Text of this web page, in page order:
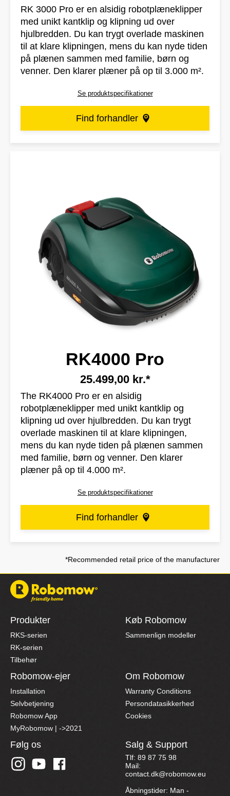
RK 3000 Pro er en alsidig robotplæneklipper
med unikt kantklip og klipning ud over
hjulbredden. Du kan trygt overlade maskinen
til at klare klipningen, mens du kan nyde tiden
på plænen sammen med familie, børn og
venner. Den klarer plæner på op til 3.000 m².
Se produktspecifikationer
Find forhandler
RK4000 Pro
25.499,00 kr.*
The RK4000 Pro er en alsidig
robotplæneklipper med unikt kantklip og
klipning ud over hjulbredden. Du kan trygt
overlade maskinen til at klare klipningen,
mens du kan nyde tiden på plænen sammen
med familie, børn og venner. Den klarer
plæner på op til 4.000 m².
Se produktspecifikationer
Find forhandler
*Recommended retail price of the manufacturer
Produkter
RKS-serien
RK-serien
Tilbehør
Køb Robomow
Sammenlign modeller
Robomow-ejer
Installation
Selvbetjening
Robomow App
MyRobomow | ->2021
Om Robomow
Warranty Conditions
Persondatasikkerhed
Cookies
Følg os Salg & Support
Tlf: 89 87 75 98
Mail:
contact.dk@robomow.eu
Åbningstider: Man -